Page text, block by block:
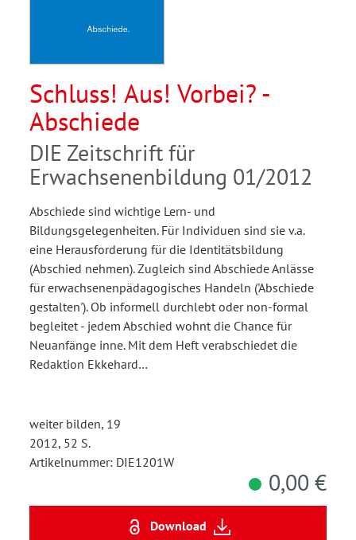
Schluss! Aus! Vorbei? -
Abschiede
DIE Zeitschrift für
Erwachsenenbildung 01/2012
Abschiede sind wichtige Lern- und
Bildungsgelegenheiten. Für Individuen sind sie v.a.
eine Herausforderung für die Identitätsbildung
(Abschied nehmen). Zugleich sind Abschiede Anlässe
für erwachsenenpädagogisches Handeln ('Abschiede
gestalten'). Ob informell durchlebt oder non-formal
begleitet - jedem Abschied wohnt die Chance für
Neuanfänge inne. Mit dem Heft verabschiedet die
Redaktion Ekkehard…
weiter bilden, 19
2012, 52 S.
Artikelnummer: DIE1201W
0,00 €
Download